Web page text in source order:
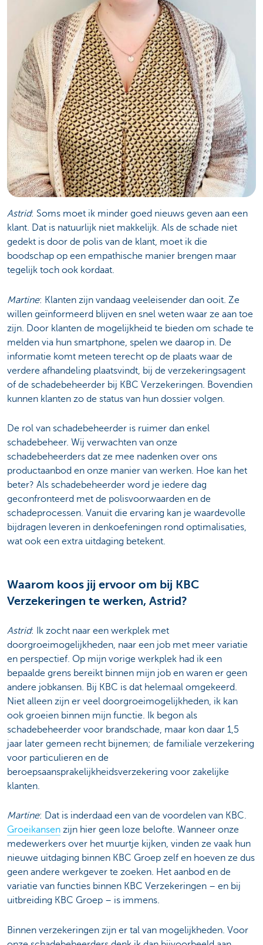
Astrid: Soms moet ik minder goed nieuws geven aan een
klant. Dat is natuurlijk niet makkelijk. Als de schade niet
gedekt is door de polis van de klant, moet ik die
boodschap op een empathische manier brengen maar
tegelijk toch ook kordaat.
Martine: Klanten zijn vandaag veeleisender dan ooit. Ze
willen geïnformeerd blijven en snel weten waar ze aan toe
zijn. Door klanten de mogelijkheid te bieden om schade te
melden via hun smartphone, spelen we daarop in. De
informatie komt meteen terecht op de plaats waar de
verdere afhandeling plaatsvindt, bij de verzekeringsagent
of de schadebeheerder bij KBC Verzekeringen. Bovendien
kunnen klanten zo de status van hun dossier volgen.
De rol van schadebeheerder is ruimer dan enkel
schadebeheer. Wij verwachten van onze
schadebeheerders dat ze mee nadenken over ons
productaanbod en onze manier van werken. Hoe kan het
beter? Als schadebeheerder word je iedere dag
geconfronteerd met de polisvoorwaarden en de
schadeprocessen. Vanuit die ervaring kan je waardevolle
bijdragen leveren in denkoefeningen rond optimalisaties,
wat ook een extra uitdaging betekent.
Waarom koos jij ervoor om bij KBC
Verzekeringen te werken, Astrid?
Astrid: Ik zocht naar een werkplek met
doorgroeimogelijkheden, naar een job met meer variatie
en perspectief. Op mijn vorige werkplek had ik een
bepaalde grens bereikt binnen mijn job en waren er geen
andere jobkansen. Bij KBC is dat helemaal omgekeerd.
Niet alleen zijn er veel doorgroeimogelijkheden, ik kan
ook groeien binnen mijn functie. Ik begon als
schadebeheerder voor brandschade, maar kon daar 1,5
jaar later gemeen recht bijnemen; de familiale verzekering
voor particulieren en de
beroepsaansprakelijkheidsverzekering voor zakelijke
klanten.
Martine: Dat is inderdaad een van de voordelen van KBC.
Groeikansen zijn hier geen loze belofte. Wanneer onze
medewerkers over het muurtje kijken, vinden ze vaak hun
nieuwe uitdaging binnen KBC Groep zelf en hoeven ze dus
geen andere werkgever te zoeken. Het aanbod en de
variatie van functies binnen KBC Verzekeringen – en bij
uitbreiding KBC Groep – is immens.
Binnen verzekeringen zijn er tal van mogelijkheden. Voor